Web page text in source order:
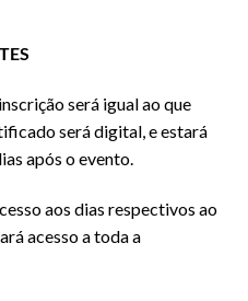
será igual ao que
será digital, e estará
após o evento.
aos dias respectivos ao
acesso a toda a